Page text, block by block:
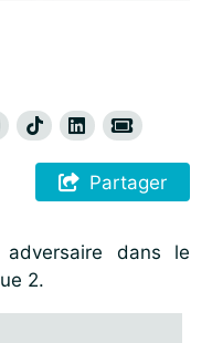
Partager
adversaire dans le
2.